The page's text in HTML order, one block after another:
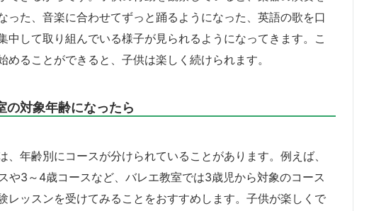
った、音楽に合わせてずっと踊るようになった、英語の歌を口
中して取り組んでいる様子が見られるようになってきます。こ
ることができると、子供は楽しく続けられます。
の対象年齢になったら
年齢別にコースが分けられていることがあります。例えば、
や3～4歳コースなど、バレエ教室では3歳児から対象のコース
レッスンを受けてみることをおすすめします。子供が楽しくで